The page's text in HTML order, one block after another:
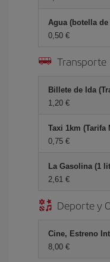
Agua (botella
0,50 €
Transporte
Billete de Ida
1,20 €
Taxi 1km (Tarifa
0,75 €
La Gasolina (1
2,61 €
Deporte y
Cine, Estreno
8,00 €